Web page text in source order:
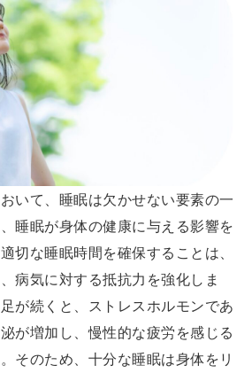
いて、睡眠は欠かせない要素の一
睡眠が身体の健康に与える影響を
切な睡眠時間を確保することは、
病気に対する抵抗力を強化しま
が続くと、ストレスホルモンであ
が増加し、慢性的な疲労を感じる
そのため、十分な睡眠は身体をリ